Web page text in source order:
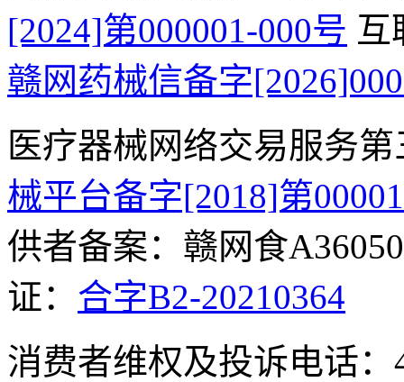
[2024]第000001-000号 互
赣网药械信备字
医疗器械网络交易服务
械平台备字[2018]第
供者备案：赣网食
证： 合字B2-20210364
消费者维权及投诉电话：